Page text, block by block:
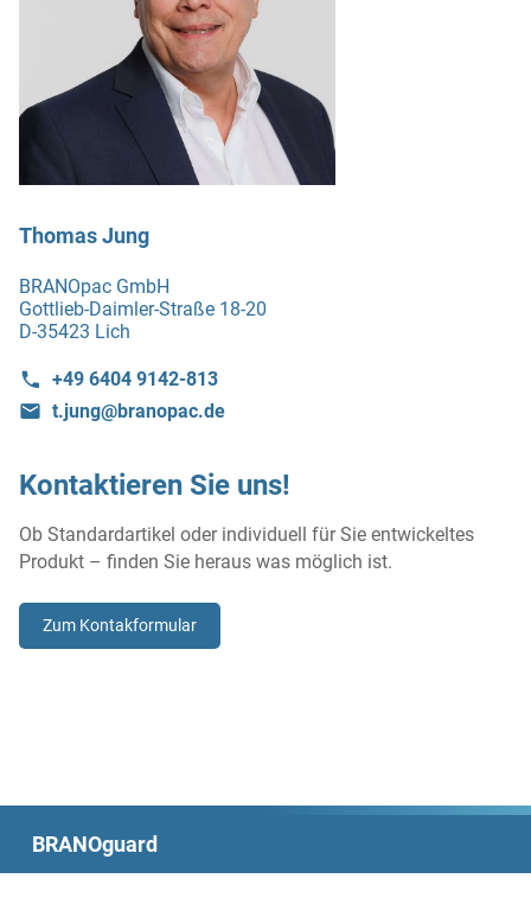
Thomas Jung
BRANOpac GmbH
Gottlieb-Daimler-Straße 18-20
D-35423 Lich
+49 6404 9142-813
t.jung@branopac.de
Kontaktieren Sie uns!
Ob Standardartikel oder individuell für Sie entwickeltes
Produkt – finden Sie heraus was möglich ist.
Zum Kontakformular
BRANOguard